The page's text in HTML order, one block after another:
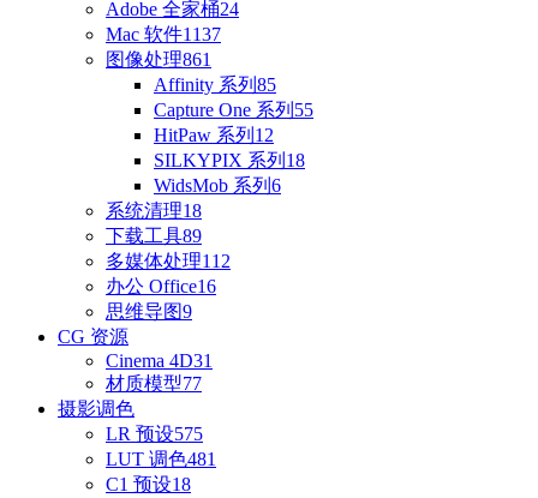
Adobe 全家桶24
Mac 软件1137
图像处理861
Affinity 系列 85
Capture One 系列 55
HitPaw 系列 12
SILKYPIX 系列 18
WidsMob 系列 6
系统清理18
下载工具89
多媒体处理112
办公 Office16
思维导图9
CG 资源
Cinema 4D31
材质模型77
摄影调色
LR 预设575
LUT 调色481
C1 预设18